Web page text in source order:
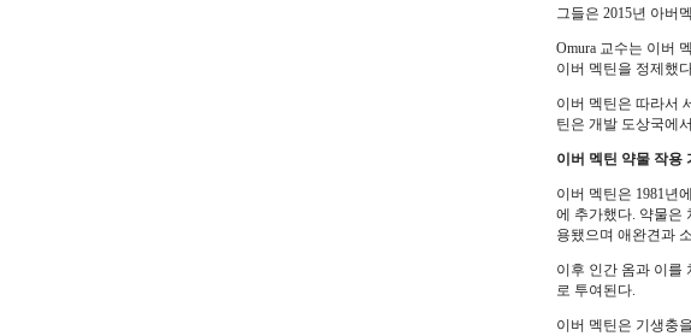
그들은 2015년 아버
Omura 교수는 이버
이버 멕틴을 정제했
이버 멕틴은 따라서
틴은 개발 도상국에
이버 멕틴 약물 작용
이버 멕틴은 1981년
에 추가했다. 약물은
용됐으며 애완견과
이후 인간 옴과 이를
로 투여된다.
이버 멕틴은 기생충